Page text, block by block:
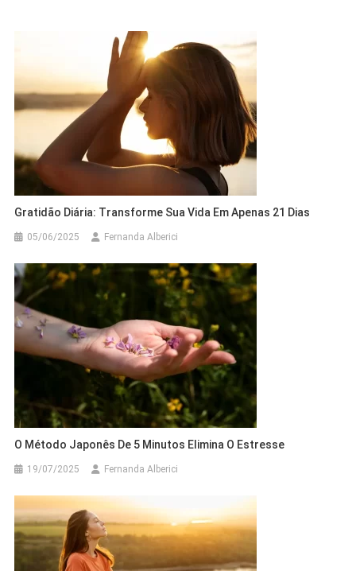
Gratidão Diária: Transforme Sua Vida Em Apenas 21 Dias
05/06/2025 Fernanda Alberici
O Método Japonês De 5 Minutos Elimina O Estresse
19/07/2025 Fernanda Alberici